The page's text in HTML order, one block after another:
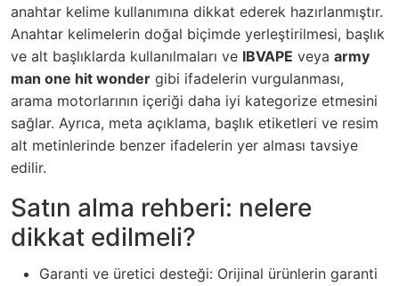
anahtar kelime kullanımına dikkat ederek hazırlanmıştır.
Anahtar kelimelerin doğal biçimde yerleştirilmesi, başlık
ve alt başlıklarda kullanılmaları ve IBVAPE veya army
man one hit wonder gibi ifadelerin vurgulanması,
arama motorlarının içeriği daha iyi kategorize etmesini
sağlar. Ayrıca, meta açıklama, başlık etiketleri ve resim
alt metinlerinde benzer ifadelerin yer alması tavsiye
edilir.
Satın alma rehberi: nelere
dikkat edilmeli?
Garanti ve üretici desteği: Orijinal ürünlerin garanti